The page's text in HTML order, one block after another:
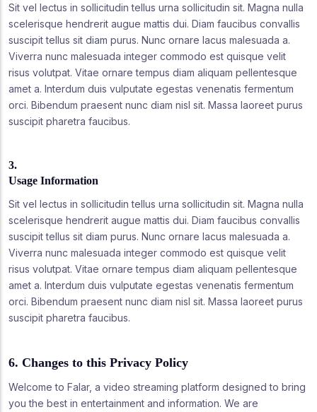
Sit vel lectus in sollicitudin tellus urna sollicitudin sit. Magna nulla
scelerisque hendrerit augue mattis dui. Diam faucibus convallis
suscipit tellus sit diam purus. Nunc ornare lacus malesuada a.
Viverra nunc malesuada integer commodo est quisque velit
risus volutpat. Vitae ornare tempus diam aliquam pellentesque
amet a. Interdum duis vulputate egestas venenatis fermentum
orci. Bibendum praesent nunc diam nisl sit. Massa laoreet purus
suscipit pharetra faucibus.
3.
Usage Information
Sit vel lectus in sollicitudin tellus urna sollicitudin sit. Magna nulla
scelerisque hendrerit augue mattis dui. Diam faucibus convallis
suscipit tellus sit diam purus. Nunc ornare lacus malesuada a.
Viverra nunc malesuada integer commodo est quisque velit
risus volutpat. Vitae ornare tempus diam aliquam pellentesque
amet a. Interdum duis vulputate egestas venenatis fermentum
orci. Bibendum praesent nunc diam nisl sit. Massa laoreet purus
suscipit pharetra faucibus.
6. Changes to this Privacy Policy
Welcome to Falar, a video streaming platform designed to bring
you the best in entertainment and information. We are